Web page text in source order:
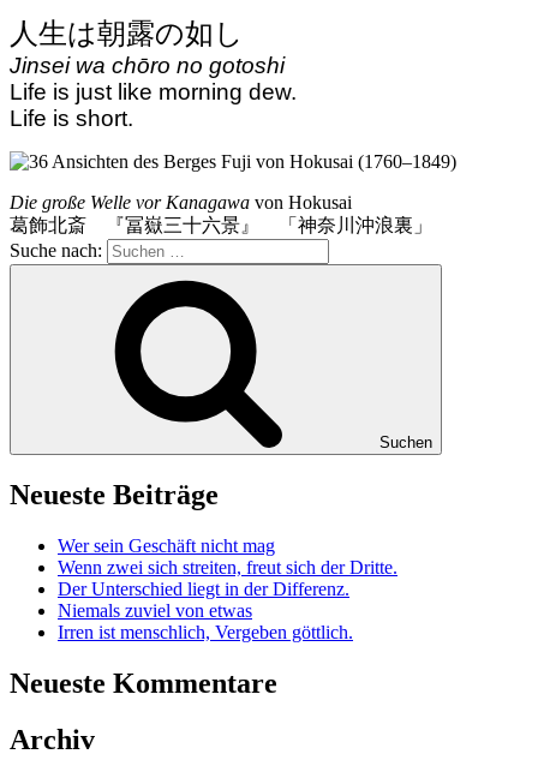
人生は朝露の如し
Jinsei wa chōro no gotoshi
Life is just like morning dew.
Life is short.
Die große Welle vor Kanagawa von Hokusai
葛飾北斎 『冨嶽三十六景』 「神奈川沖浪裏」
Suche nach:
Suchen
Neueste Beiträge
Wer sein Geschäft nicht mag
Wenn zwei sich streiten, freut sich der Dritte.
Der Unterschied liegt in der Differenz.
Niemals zuviel von etwas
Irren ist menschlich, Vergeben göttlich.
Neueste Kommentare
Archiv